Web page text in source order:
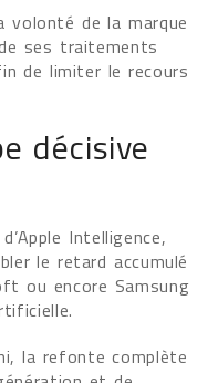
de la marque
ses traitements
de limiter le recours
décisive
Intelligence,
le retard accumulé
ou encore Samsung
la refonte complète